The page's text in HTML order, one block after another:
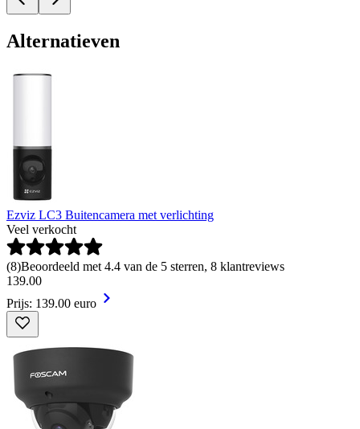
Alternatieven
Ezviz LC3 Buitencamera met verlichting
Veel verkocht
(8)Beoordeeld met 4.4 van de 5 sterren, 8 klantreviews
139.00
Prijs: 139.00 euro